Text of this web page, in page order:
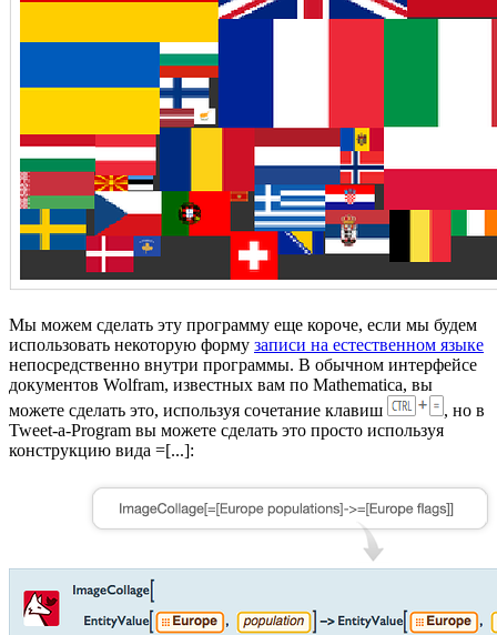
Мы можем сделать эту программу еще короче, если мы будем
использовать некоторую форму записи на естественном языке
непосредственно внутри программы. В обычном интерфейсе
документов Wolfram, известных вам по Mathematica, вы
можете сделать это, используя сочетание клавиш
, но в
Tweet-a-Program вы можете сделать это просто используя
конструкцию вида =[...]: